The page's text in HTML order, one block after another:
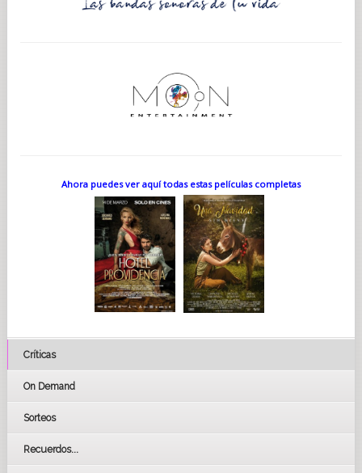
Ahora puedes ver aquí todas estas películas completas
Críticas
On Demand
Sorteos
Recuerdos...